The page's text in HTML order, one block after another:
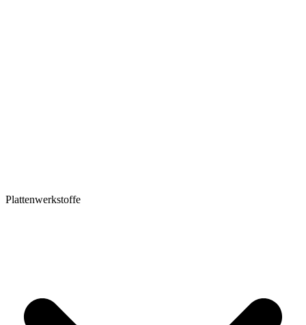
Plattenwerkstoffe